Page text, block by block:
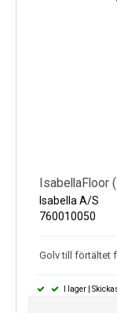
IsabellaFloor
Isabella A/S
760010050
Golv till förtältet
I lager |